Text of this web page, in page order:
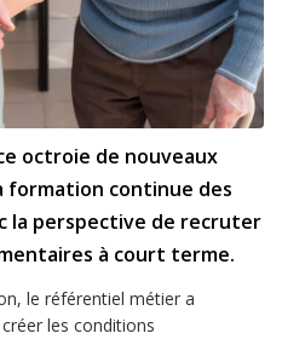
octroie de nouveaux
formation continue des
la perspective de recruter
à court terme.
le référentiel métier a
les conditions